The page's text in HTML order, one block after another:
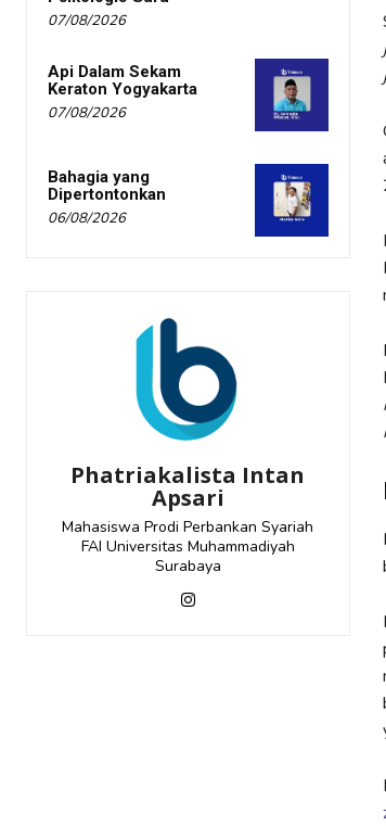
07/08/2026
Api Dalam Sekam
Keraton Yogyakarta
07/08/2026
Bahagia yang
Dipertontonkan
06/08/2026
Phatriakalista Intan
Apsari
Mahasiswa Prodi Perbankan Syariah
FAI Universitas Muhammadiyah
Surabaya